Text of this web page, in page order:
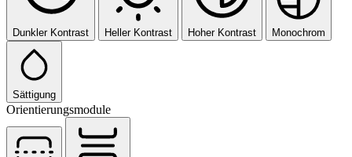
Dunkler Kontrast Heller Kontrast Hoher Kontrast Monochrom
Sättigung
Orientierungsmodule